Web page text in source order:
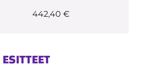
442,40 €
ESITTEET